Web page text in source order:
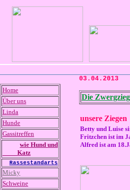
Home
Über uns
Linda
Hunde
Gassitreffen
wie Hund und
Katz
Rassestandarts
Micky
Schweine
03.04.2013
Die
unsere Ziegen
Betty und Luise
Fritzchen ist im
Alfred ist am